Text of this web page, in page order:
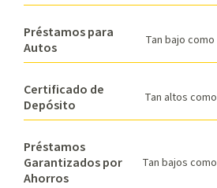
Préstamos para
Autos
Tan bajo como
Certificado de
Depósito
Tan altos como
Préstamos
Garantizados por
Ahorros
Tan bajos como